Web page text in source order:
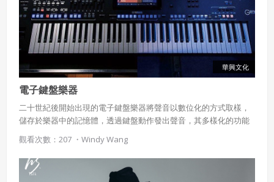
華興文化
電子鍵盤樂器
二十世紀後開始出現的電子鍵盤樂器將聲音以數位化的方式取樣，
儲存於樂器中的記憶體，透過鍵盤動作發出聲音，其多樣化的功能
是傳統鋼琴無法比擬的，例如多種樂器音色的選擇、自動伴奏、錄
音編曲、甚至能上網下載樂曲...等。
觀看次數：207 ・ Windy Wang
使用 Facebook 帳號登入
使用 Google 帳號登入
使用條款
緣會員有意願吉寶知識系統（本系統），經註冊本
系統表示您同意會員合約：
一、定義條款
授權內容：係指吉寶系統有限公司（吉寶系統公司）所有或
經授權使用而置放於吉寶知識系統網站或系統內之著作物。
衍生著作：係指就授權內容改作之創作。
二、會員規範
會員同意遵守本系統之會員規範、著作權條款及隱私權政
策。
違反前項約定者，本系統得終止會員資格。
我同意上述會員條款